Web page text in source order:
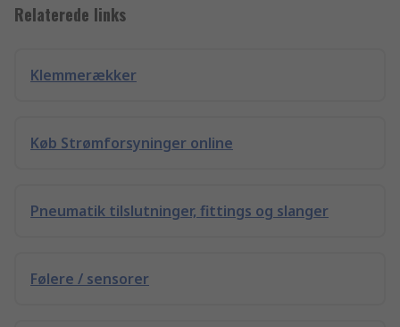
Relaterede links
Klemmerækker
Køb Strømforsyninger online
Pneumatik tilslutninger, fittings og slanger
Følere / sensorer